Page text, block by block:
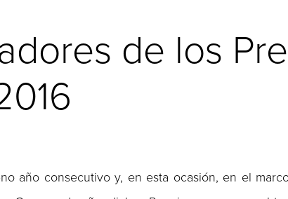
de los
año consecutivo y, en esta ocasión, en el